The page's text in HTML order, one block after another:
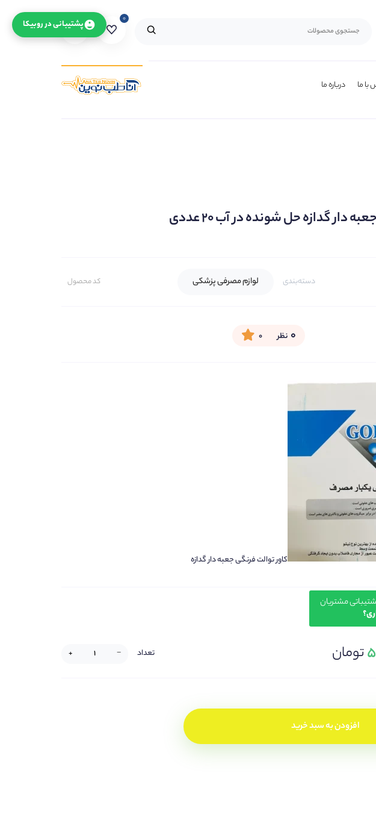
۰ ۰
با ما درباره ما
دار گدازه حل شونده در آب ۲۰ عددی
دسته‌بندی لوازم مصرفی پزشکی کد محصول
۰ نظر ۰
کاور توالت فرنگی جعبه دار گدازه
مشتریان
تومان تعداد −
+
افزودن به سبد خرید
پشتیبانی در روبیکا